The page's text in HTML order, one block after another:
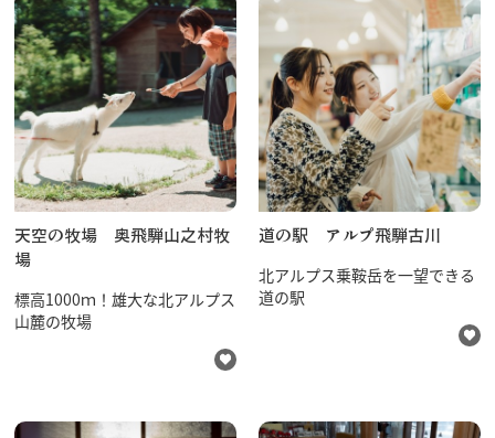
天空の牧場 奥飛騨山之村牧
場
標高1000ｍ！雄大な北アルプス
山麓の牧場
道の駅 アルプ飛騨古川
北アルプス乗鞍岳を一望できる
道の駅